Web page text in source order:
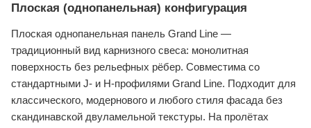
Плоская (однопанельная) конфигурация
Плоская однопанельная панель Grand Line —
традиционный вид карнизного свеса: монолитная
поверхность без рельефных рёбер. Совместима со
стандартными J- и H-профилями Grand Line. Подходит для
классического, модернового и любого стиля фасада без
скандинавской двуламельной текстуры. На пролётах